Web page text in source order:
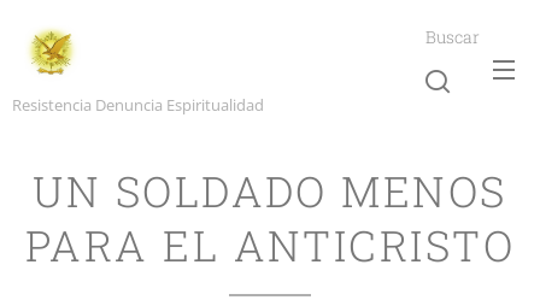
Resistencia Denuncia Espiritualidad
Buscar
UN SOLDADO MENOS
PARA EL ANTICRISTO